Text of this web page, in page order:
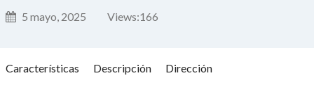
5 mayo, 2025 Views:166
Características Descripción Dirección